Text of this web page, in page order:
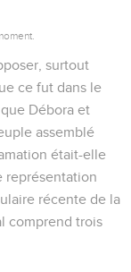
surtout
ce fut dans le
Débora et
assemblé
était-elle
représentation
récente de la
comprend trois